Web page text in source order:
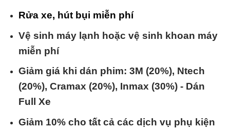
Rửa xe, hút bụi miễn phí
Vệ sinh máy lạnh hoặc vệ sinh khoan máy
miễn phí
Giảm giá khi dán phim: 3M (20%), Ntech
(20%), Cramax (20%), Inmax (30%) - Dán
Full Xe
Giảm 10% cho tất cả các dịch vụ phụ kiện